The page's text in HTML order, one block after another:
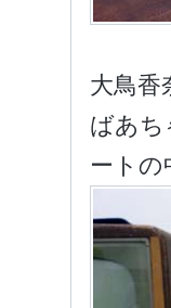
大鳥
ばあ
ートの